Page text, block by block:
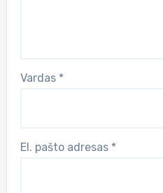
Vardas *
El. pašto adresas *